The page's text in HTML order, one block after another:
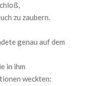
zu zaubern.
genau auf dem
in ihm
weckten: